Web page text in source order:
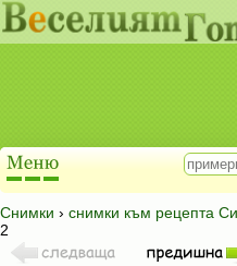
Снимки › снимки към рецепта
2